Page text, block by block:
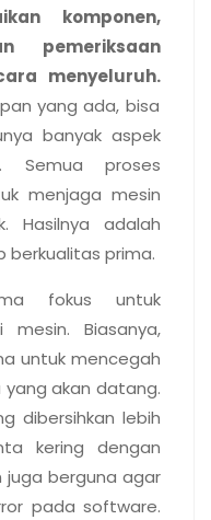
komponen,
pemeriksaan
menyeluruh.
yang ada, bisa
banyak aspek
Semua proses
menjaga mesin
Hasilnya adalah
prima.
fokus untuk
mesin. Biasanya,
untuk mencegah
akan datang.
dibersihkan lebih
kering dengan
juga berguna agar
pada software.